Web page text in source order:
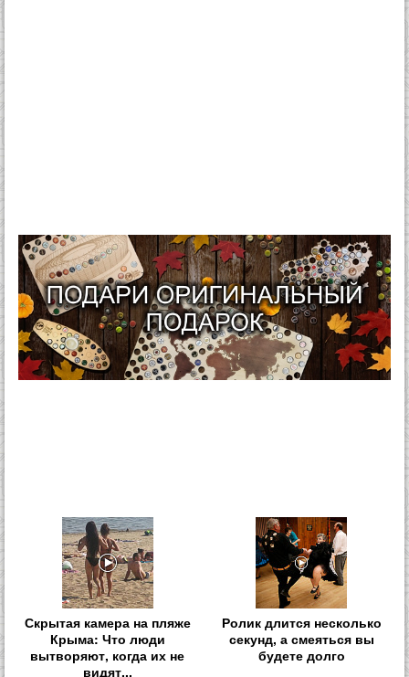
Скрытая камера на пляже
Крыма: Что люди
вытворяют, когда их не
видят...
Ролик длится несколько
секунд, а смеяться вы
будете долго